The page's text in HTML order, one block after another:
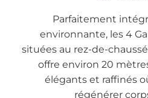
Parfaitement
environnante, les 4
situées au rez-de-
offre environ 20
élégants et raffinés
régénérer